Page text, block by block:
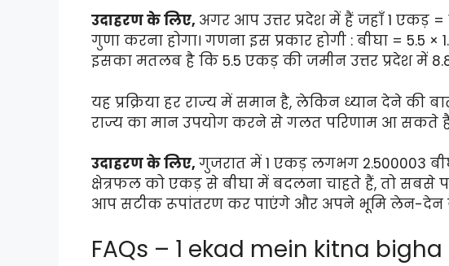
उदाहरण के लिए, अगर आप उत्तर प्रदेश में हैं जहाँ 1 एकड़
गुणा करना होगा। गणना इस प्रकार होगी : बीघा = 5.5 ×
इसका मतलब है कि 5.5 एकड़ की जमीन उत्तर प्रदेश में
यह प्रक्रिया हर राज्य में समान है, लेकिन ध्यान देने की
राज्य का मान उपयोग करने से गलत परिणाम आ सकते
उदाहरण के लिए, गुजरात में 1 एकड़ लगभग 2.500003
क्षेत्रफल को एकड़ से बीघा में बदलना चाहते हैं, तो सबसे
आप सटीक रूपांतरण कर पाएंगे और अपने भूमि लेन-देन या
FAQs – 1 ekad mein kitna